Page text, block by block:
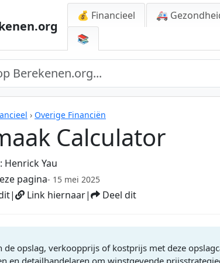
💰 Financieel 🚑
📚
› Overige Financiën
Calculator
Henrick Yau
pagina- 15 mei 2025
| Link hiernaar| Deel dit
de opslag, verkoopprijs of kostprijs met deze
en detailhandelaren om winstgevende